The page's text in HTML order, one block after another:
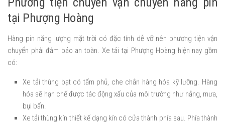
tại Phượng Hoàng
Hàng pin năng lượng mặt trời có đặc tính dễ vỡ nên phương tiện vận
chuyển phải đảm bảo an toàn. Xe tải tại Phượng Hoàng hiện nay gồm
có:
Xe tải thùng bạt có tấm phủ, che chắn hàng hóa kỹ lưỡng. Hàng
hóa sẽ hạn chế được tác động xấu của môi trường như nắng, mưa,
bụi bẩn.
Xe tải thùng kín thiết kế dạng kín có cửa thành phía sau. Phía thành